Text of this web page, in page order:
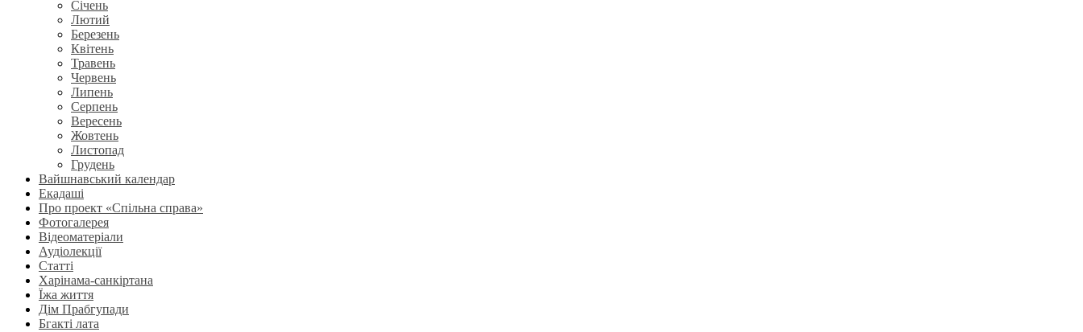
Січень
Лютий
Березень
Квітень
Травень
Червень
Липень
Серпень
Вересень
Жовтень
Листопад
Грудень
Вайшнавський календар
Екадаші
Про проект «Спільна справа»
Фотогалерея
Відеоматеріали
Аудіолекції
Статті
Харінама-санкіртана
Їжа життя
Дім Прабгупади
Бгакті лата